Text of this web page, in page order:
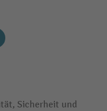
Sicherheit und